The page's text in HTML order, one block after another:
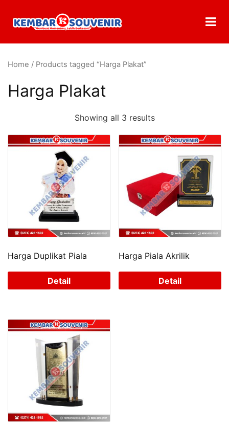
Home / Products tagged “Harga Plakat”
Harga Plakat
Showing all 3 results
Harga Duplikat Piala
Detail
Harga Piala Akrilik
Detail